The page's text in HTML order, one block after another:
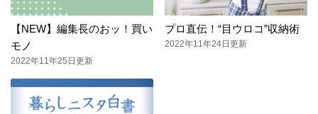
【NEW】編集長のおッ！買い
モノ
2022年11年25日更新
プロ直伝！“目ウロコ”収納術
2022年11年24日更新